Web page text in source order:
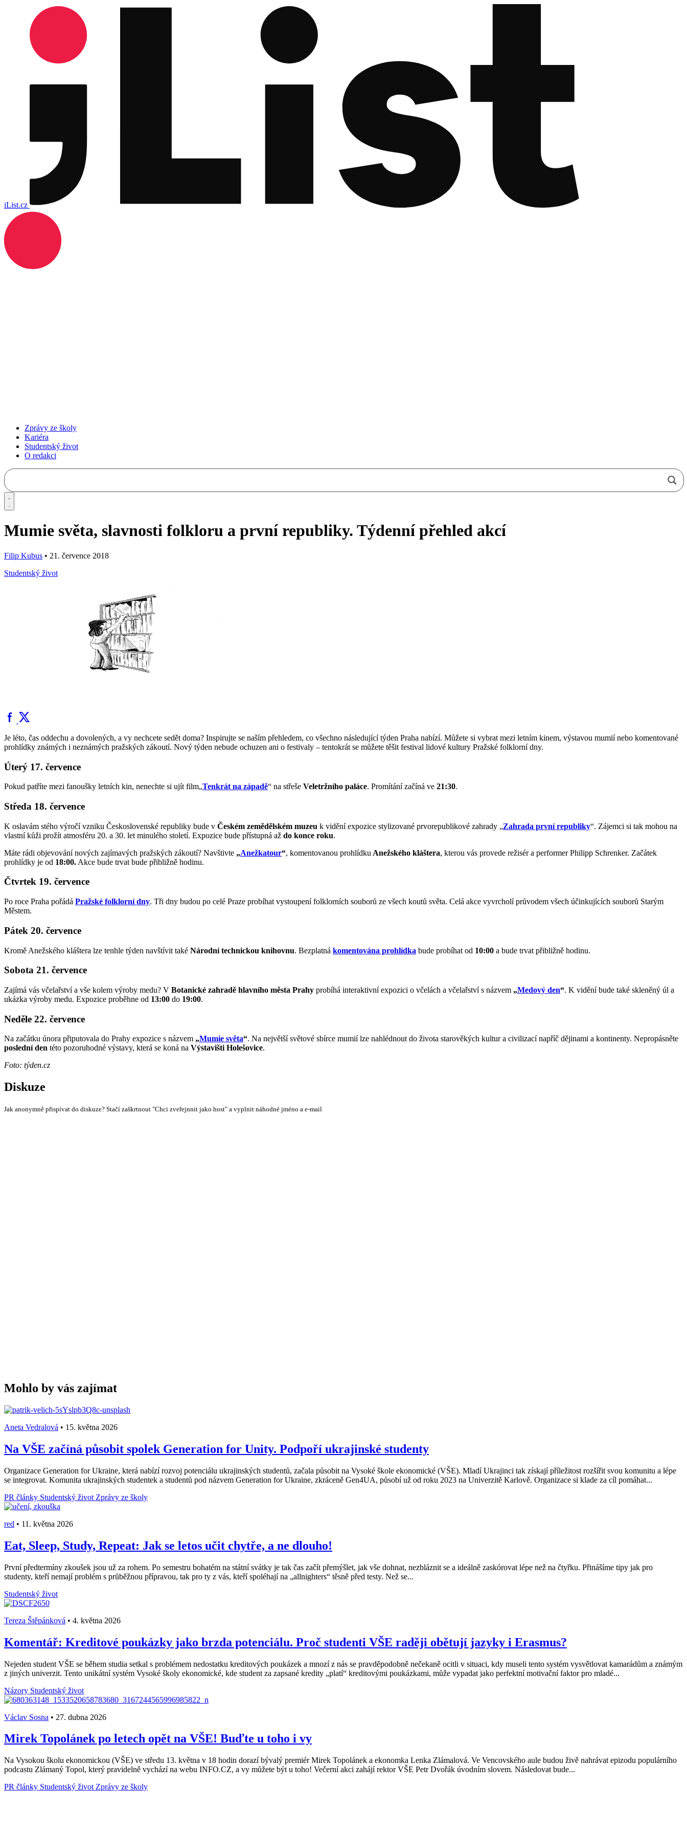
iList.cz
Zprávy ze školy
Kariéra
Studentský život
O redakci
Mumie světa, slavnosti folkloru a první republiky. Týdenní přehled akcí
Filip Kubus • 21. července 2018
Studentský život
Je léto, čas oddechu a dovolených, a vy nechcete sedět doma? Inspirujte se naším přehledem, co všechno následující týden Praha nabízí. Můžete si vybrat mezi letním kinem, výstavou mumií nebo komentované
prohlídky známých i neznámých pražských zákoutí. Nový týden nebude ochuzen ani o festivaly – tentokrát se můžete těšit festival lidové kultury Pražské folklorní dny.
Úterý 17. července
Pokud patříte mezi fanoušky letních kin, nenechte si ujít film„Tenkrát na západě“ na střeše Veletržního paláce. Promítání začíná ve 21:30.
Středa 18. července
K oslavám stého výročí vzniku Československé republiky bude v Českém zemědělském muzeu k vidění expozice stylizované prvorepublikové zahrady „Zahrada první republiky“. Zájemci si tak mohou na
vlastní kůži prožít atmosféru 20. a 30. let minulého století. Expozice bude přístupná až do konce roku.
Máte rádi objevování nových zajímavých pražských zákoutí? Navštivte „Anežkatour“, komentovanou prohlídku Anežského kláštera, kterou vás provede režisér a performer Philipp Schrenker. Začátek
prohlídky je od 18:00. Akce bude trvat bude přibližně hodinu.
Čtvrtek 19. července
Po roce Praha pořádá Pražské folklorní dny. Tři dny budou po celé Praze probíhat vystoupení folklorních souborů ze všech koutů světa. Celá akce vyvrcholí průvodem všech účinkujících souborů Starým
Městem.
Pátek 20. července
Kromě Anežského kláštera lze tenhle týden navštívit také Národní technickou knihovnu. Bezplatná komentována prohlídka bude probíhat od 10:00 a bude trvat přibližně hodinu.
Sobota 21. července
Zajímá vás včelařství a vše kolem výroby medu? V Botanické zahradě hlavního města Prahy probíhá interaktivní expozici o včelách a včelařství s názvem „Medový den“. K vidění bude také skleněný úl a
ukázka výroby medu. Expozice proběhne od 13:00 do 19:00.
Neděle 22. července
Na začátku února připutovala do Prahy expozice s názvem „Mumie světa“. Na největší světové sbírce mumií lze nahlédnout do života starověkých kultur a civilizací napříč dějinami a kontinenty. Nepropásněte
poslední den této pozoruhodné výstavy, která se koná na Výstavišti Holešovice.
Foto: týden.cz
Diskuze
Jak anonymně přispívat do diskuze? Stačí zaškrtnout "Chci zveřejnnit jako host" a vyplnit náhodné jméno a e-mail
Mohlo by vás zajímat
Aneta Vedralová • 15. května 2026
Na VŠE začíná působit spolek Generation for Unity. Podpoří ukrajinské studenty
Organizace Generation for Ukraine, která nabízí rozvoj potenciálu ukrajinských studentů, začala působit na Vysoké škole ekonomické (VŠE). Mladí Ukrajinci tak získají příležitost rozšířit svou komunitu a lépe
se integrovat. Komunita ukrajinských studentek a studentů pod názvem Generation for Ukraine, zkráceně Gen4UA, působí už od roku 2023 na Univerzitě Karlově. Organizace si klade za cíl pomáhat...
PR články Studentský život Zprávy ze školy
red • 11. května 2026
Eat, Sleep, Study, Repeat: Jak se letos učit chytře, a ne dlouho!
První předtermíny zkoušek jsou už za rohem. Po semestru bohatém na státní svátky je tak čas začít přemýšlet, jak vše dohnat, nezbláznit se a ideálně zaskórovat lépe než na čtyřku. Přinášíme tipy jak pro
studenty, kteří nemají problém s průběžnou přípravou, tak pro ty z vás, kteří spoléhají na „allnighters“ těsně před testy. Než se...
Studentský život
Tereza Štěpánková • 4. května 2026
Komentář: Kreditové poukázky jako brzda potenciálu. Proč studenti VŠE raději obětují jazyky i Erasmus?
Nejeden student VŠE se během studia setkal s problémem nedostatku kreditových poukázek a mnozí z nás se pravděpodobně nečekaně ocitli v situaci, kdy museli tento systém vysvětlovat kamarádům a známým
z jiných univerzit. Tento unikátní systém Vysoké školy ekonomické, kde student za zapsané kredity „platí“ kreditovými poukázkami, může vypadat jako perfektní motivační faktor pro mladé...
Názory Studentský život
Václav Sosna • 27. dubna 2026
Mirek Topolánek po letech opět na VŠE! Buďte u toho i vy
Na Vysokou školu ekonomickou (VŠE) ve středu 13. května v 18 hodin dorazí bývalý premiér Mirek Topolánek a ekonomka Lenka Zlámalová. Ve Vencovského aule budou živě nahrávat epizodu populárního
podcastu Zlámaný Topol, který pravidelně vychází na webu INFO.CZ, a vy můžete být u toho! Večerní akci zahájí rektor VŠE Petr Dvořák úvodním slovem. Následovat bude...
PR články Studentský život Zprávy ze školy